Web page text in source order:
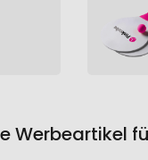
Werbeartikel